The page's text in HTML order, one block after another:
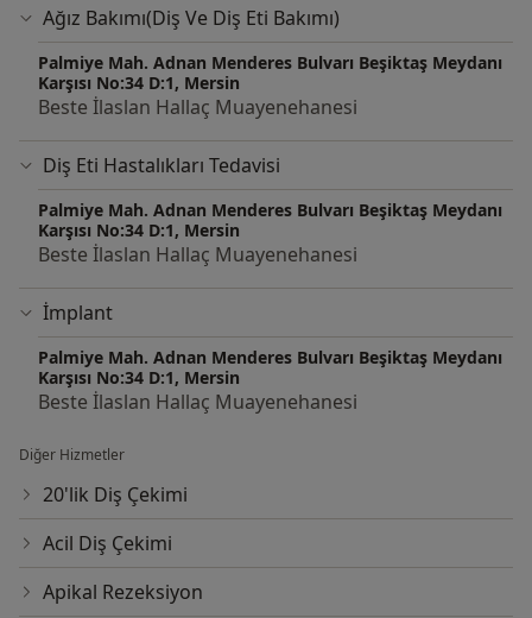
Ağız Bakımı(Diş Ve Diş Eti Bakımı)
Palmiye Mah. Adnan Menderes Bulvarı Beşiktaş Meydanı
Karşısı No:34 D:1, Mersin
Beste İlaslan Hallaç Muayenehanesi
Diş Eti Hastalıkları Tedavisi
Palmiye Mah. Adnan Menderes Bulvarı Beşiktaş Meydanı
Karşısı No:34 D:1, Mersin
Beste İlaslan Hallaç Muayenehanesi
İmplant
Palmiye Mah. Adnan Menderes Bulvarı Beşiktaş Meydanı
Karşısı No:34 D:1, Mersin
Beste İlaslan Hallaç Muayenehanesi
Diğer Hizmetler
20'lik Diş Çekimi
Acil Diş Çekimi
Apikal Rezeksiyon